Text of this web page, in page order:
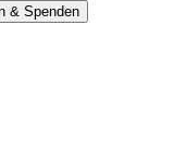
& Spenden